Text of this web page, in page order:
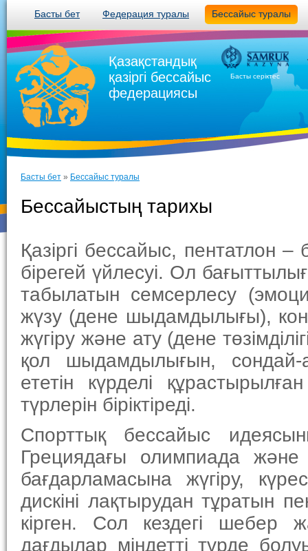
Басты бет Федерация туралы Бессайыс туралы
Қазақстандық
қазіргі бессайыс
федерациясы
Басты серіктес
Басты бет » Бессайыс туралы
Бессайыстың тарихы
Қазіргі бессайыс, пентатлон –
бірегей үйлесуі. Ол
табылатын семсерлесу
жүзу (дене шыдамдылығы),
жүгіру және ату (дене
қол шыдамдылығын, сондай-
ететін күрделі
түрлерін біріктіреді.
Спорттық бессайыс
Грециядағы олимпиада
бағдарламасына жүгіру,
дискіні лақтырудан тұратын
кірген. Сол кездегі шебер
дағдылар міндетті түрде